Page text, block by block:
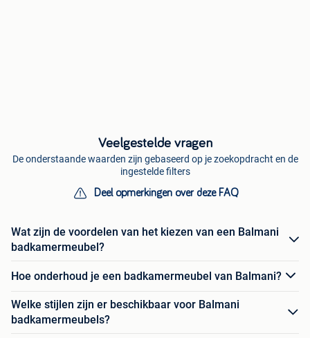
Veelgestelde vragen
De onderstaande waarden zijn gebaseerd op je zoekopdracht en de
ingestelde filters
Deel opmerkingen over deze FAQ
Wat zijn de voordelen van het kiezen van een Balmani
badkamermeubel?
Hoe onderhoud je een badkamermeubel van Balmani?
Welke stijlen zijn er beschikbaar voor Balmani
badkamermeubels?